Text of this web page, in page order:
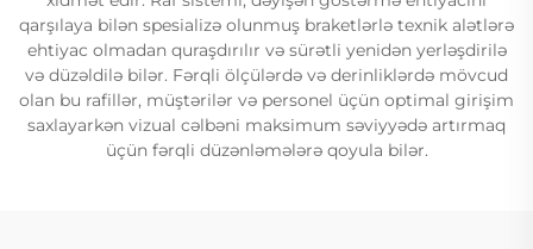
qarşılaya bilən spesializə olunmuş braketlərlə texnik alətlərə
ehtiyac olmadan quraşdırılır və sürətli yenidən yerləşdirilə
və düzəldilə bilər. Fərqli ölçülərdə və derinliklərdə mövcud
olan bu rafillər, müştərilər və personel üçün optimal girişim
saxlayarkən vizual cəlbəni maksimum səviyyədə artırmaq
üçün fərqli düzənləmələrə qoyula bilər.